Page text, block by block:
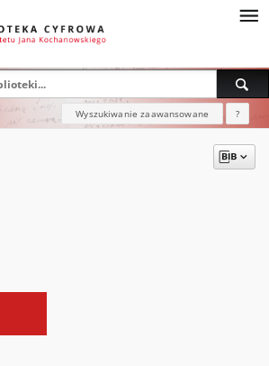
Wyszukiwanie zaawansowane ?